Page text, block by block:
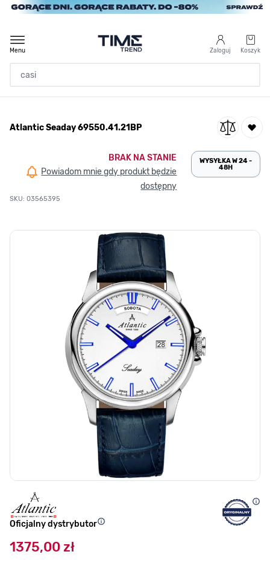
Przejdź do treści
Zaloguj Koszyk
Menu
/ Atlantic Seaday 69550.41.21BP
Atlantic Seaday 69550.41.21BP
BRAK NA STANIE
Powiadom mnie gdy produkt będzie
dostępny
SKU: 03565395
WYSYŁKA W 24 -
48H
Oficjalny dystrybutor
1375,00 zł